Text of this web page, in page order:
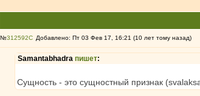
№312592 Добавлено: Пт 03 Фев 17, 16:21 (10 лет тому назад)
Samantabhadra пишет:
Сущность - это сущностный признак